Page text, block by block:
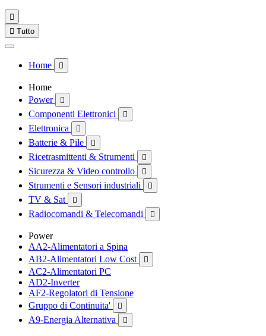

 Tutto
Home 
Home
Power

Componenti Elettronici 
Elettronica 
Batterie & Pile 
Ricetrasmittenti & Strumenti 
Sicurezza & Video controllo 
Strumenti e Sensori industriali 
TV & Sat 
Radiocomandi & Telecomandi 
Power
AA2-Alimentatori a Spina
AB2-Alimentatori Low Cost

AC2-Alimentatori PC
AD2-Inverter
AF2-Regolatori di Tensione
Gruppo di Continuita'

A9-Energia Alternativa 